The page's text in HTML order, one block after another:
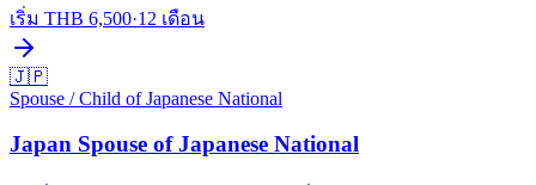
เริ่ม THB 6,500·12 เดือน
🇯🇵
Spouse / Child of Japanese National
Japan Spouse of Japanese National